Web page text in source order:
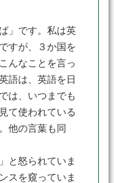
」です。私は英
すが、３か国を
んなことを言っ
語は、英語を日
は、いつまでも
て使われている
他の言葉も同
と怒られていま
スを窺っていま